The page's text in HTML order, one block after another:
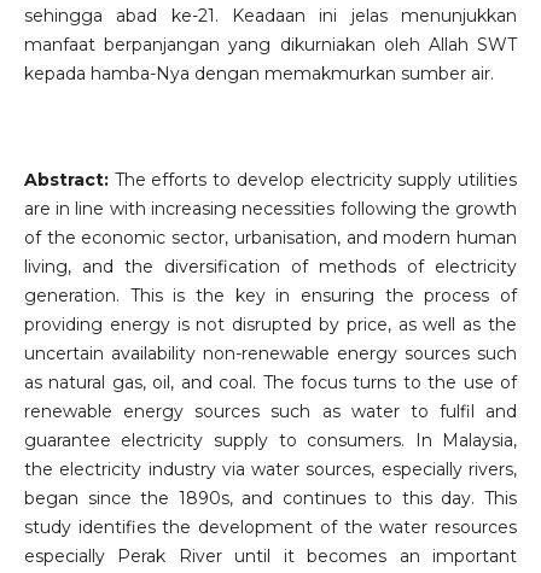
sehingga abad ke-21. Keadaan ini jelas menunjukkan
manfaat berpanjangan yang dikurniakan oleh Allah SWT
kepada hamba-Nya dengan memakmurkan sumber air.
Abstract:The efforts to develop electricity supply utilities
are in line with increasing necessities following the growth
of the economic sector, urbanisation, and modern human
living, and the diversification of methods of electricity
generation. This is the key in ensuring the process of
providing energy is not disrupted by price, as well as the
uncertain availability non-renewable energy sources such
as natural gas, oil, and coal. The focus turns to the use of
renewable energy sources such as water to fulfil and
guarantee electricity supply to consumers. In Malaysia,
the electricity industry via water sources, especially rivers,
began since the 1890s, and continues to this day. This
study identifies the development of the water resources
especially Perak River until it becomes an important